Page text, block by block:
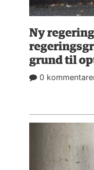
NAVNE
TEORI
Ny
grund til
0